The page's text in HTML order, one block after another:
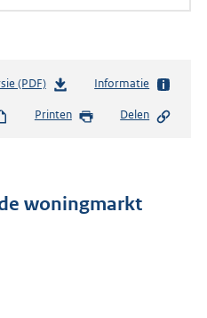
(PDF)b
s
s
Informatie
Printen Delen
woningmarkt